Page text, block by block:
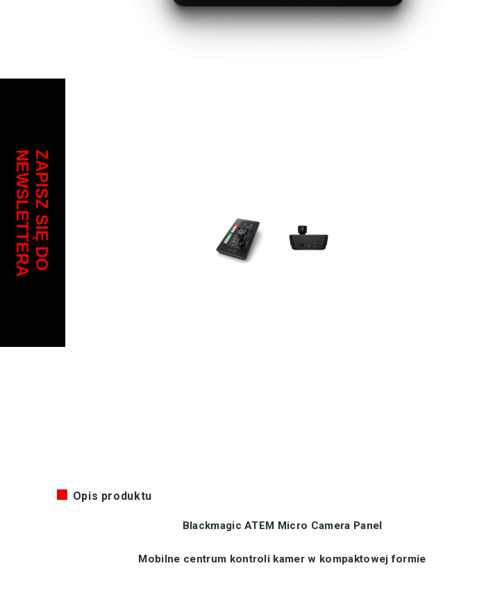
Opis produktu
Blackmagic ATEM Micro Camera Panel
Mobilne centrum kontroli kamer w kompaktowej formie